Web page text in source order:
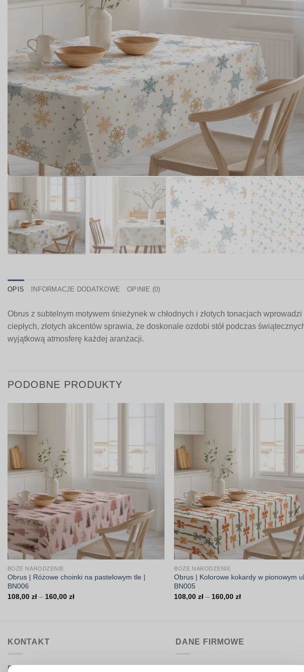
OPIS INFORMACJE DODATKOWE OPINIE (0)
Obrus z subtelnym motywem śnieżynek w chłodnych i złotych tonacjach
ciepłych, złotych akcentów sprawia, że doskonale ozdobi stół podczas
wyjątkową atmosferę każdej aranżacji.
PODOBNE PRODUKTY
BOŻE NARODZENIE
Obrus | Różowe choinki na pastelowym tle |
BN006
108,00 zł – 160,00 złZakres
BOŻE NARODZENIE
Obrus | Kolorowe kokardy w pionowym
BN005
108,00zł – 160,00złZakres
KONTAKT
Biuro obsługi:
DANE FIRMOWE